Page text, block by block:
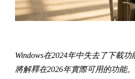
Windows在2024年中失去了下載
將解釋在2026年實際可用的功能。